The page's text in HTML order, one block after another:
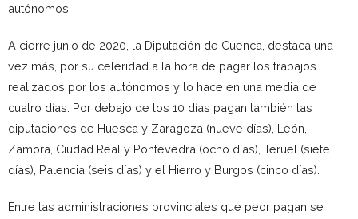
autónomos.
A cierre junio de 2020, la Diputación de Cuenca, destaca una
vez más, por su celeridad a la hora de pagar los trabajos
realizados por los autónomos y lo hace en una media de
cuatro días. Por debajo de los 10 días pagan también las
diputaciones de Huesca y Zaragoza (nueve días), León,
Zamora, Ciudad Real y Pontevedra (ocho días), Teruel (siete
días), Palencia (seis días) y el Hierro y Burgos (cinco días).
Entre las administraciones provinciales que peor pagan se